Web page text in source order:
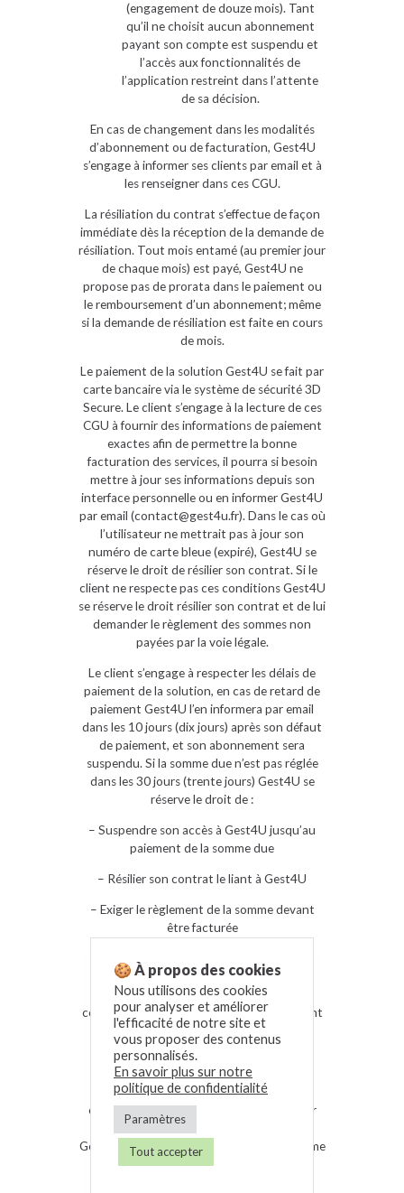
(engagement de douze mois). Tant
qu’il ne choisit aucun abonnement
payant son compte est suspendu et
l’accès aux fonctionnalités de
l’application restreint dans l’attente
de sa décision.
En cas de changement dans les modalités
d’abonnement ou de facturation, Gest4U
s’engage à informer ses clients par email et à
les renseigner dans ces CGU.
La résiliation du contrat s’effectue de façon
immédiate dès la réception de la demande de
résiliation. Tout mois entamé (au premier jour
de chaque mois) est payé, Gest4U ne
propose pas de prorata dans le paiement ou
le remboursement d’un abonnement; même
si la demande de résiliation est faite en cours
de mois.
Le paiement de la solution Gest4U se fait par
carte bancaire via le système de sécurité 3D
Secure. Le client s’engage à la lecture de ces
CGU à fournir des informations de paiement
exactes afin de permettre la bonne
facturation des services, il pourra si besoin
mettre à jour ses informations depuis son
interface personnelle ou en informer Gest4U
par email (contact@gest4u.fr). Dans le cas où
l’utilisateur ne mettrait pas à jour son
numéro de carte bleue (expiré), Gest4U se
réserve le droit de résilier son contrat. Si le
client ne respecte pas ces conditions Gest4U
se réserve le droit résilier son contrat et de lui
demander le règlement des sommes non
payées par la voie légale.
Le client s’engage à respecter les délais de
paiement de la solution, en cas de retard de
paiement Gest4U l’en informera par email
dans les 10 jours (dix jours) après son défaut
de paiement, et son abonnement sera
suspendu. Si la somme due n’est pas réglée
dans les 30 jours (trente jours) Gest4U se
réserve le droit de :
– Suspendre son accès à Gest4U jusqu’au
paiement de la somme due
– Résilier son contrat le liant à Gest4U
– Exiger le règlement de la somme devant
être facturée
s’exercer si elles font l’objet d’une
contestation justifiée par le client et qu’il
collabore de façon à résoudre le litige le liant
à Gest4U.
Article 9 – Confidentialité
Comme précisé dans les articles de ce
contrat le client s’engage à ne pas diffuser
des informations échangées entre lui et
Gest4U étant par nature considérées comme
confidentielles (sauf exceptions
🍪 À propos des cookies
Nous utilisons des cookies
pour analyser et améliorer
l'efficacité de notre site et
vous proposer des contenus
personnalisés.
En savoir plus sur notre
politique de confidentialité
Paramètres
Tout accepter